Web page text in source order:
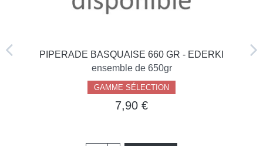
PIPERADE BASQUAISE 660 GR - EDERKI
ensemble de 650gr
GAMME SÉLECTION
7,90 €